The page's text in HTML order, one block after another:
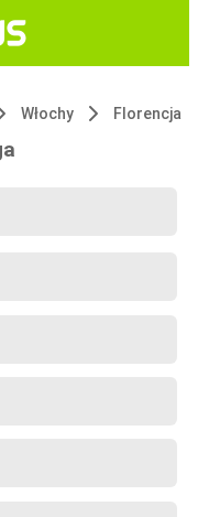
Włochy Florencja